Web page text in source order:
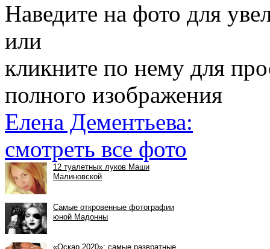
Наведите на фото для
или
кликните по нему для
полного изображения
Елена Дементьева:
смотреть все фото